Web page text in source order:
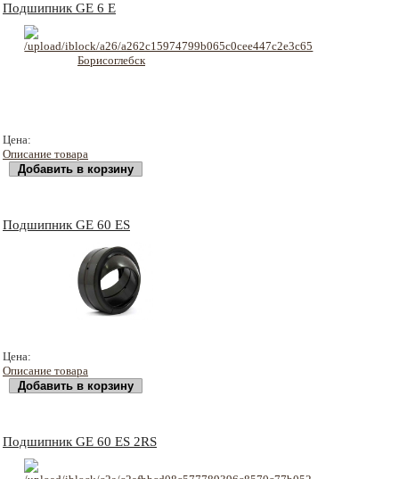
Подшипник GE 6 E
Цена:
Описание товара
Подшипник GE 60 ES
Цена:
Описание товара
Подшипник GE 60 ES 2RS